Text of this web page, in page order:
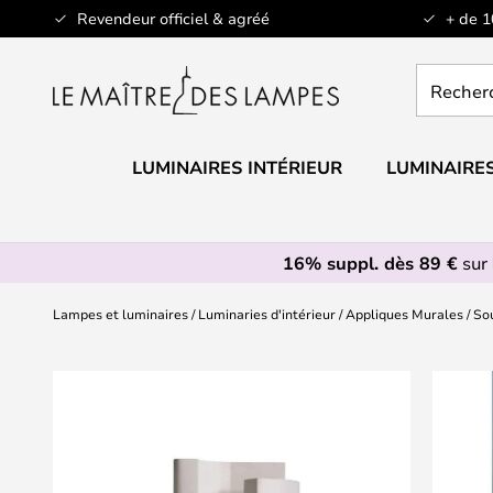
Revendeur officiel & agréé + de
Allez
au
un
LUMINAIRES INTÉRIEUR
16% suppl. dès 89 €sur
Lampes et luminaires Luminaries d'intérieur Appliques Murales